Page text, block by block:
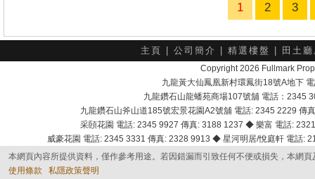
1 2 3
主頁 公司簡介 精選樓盤 田土
Copyright 2026 Fullmark
九龍黃大仙鳳凰新村環鳳街18號A地下
九龍鑽石山龍蟠苑商場107號舖 電話：2345
九龍鑽石山斧山道185號宏景花園A2號舖 電話: 2345 2229
采頣花園 電話: 2345 9927 傳真: 3188 1237 ◆ 樂富 電話:
威豪花園 電話: 2345 3331 傳真: 2328 9913 ◆ 星河明居/悅庭軒 電話
本網頁內容所提供資料，僅作參考用途。若因錯漏而引致任何不便或損失，本網
使用條款
私隱政策聲明